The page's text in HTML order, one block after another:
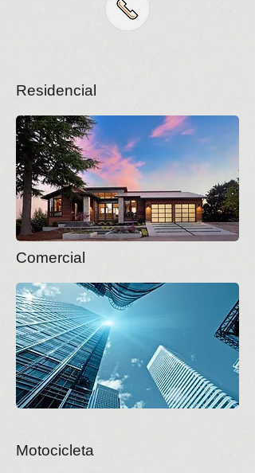
Residencial
Comercial
Motocicleta